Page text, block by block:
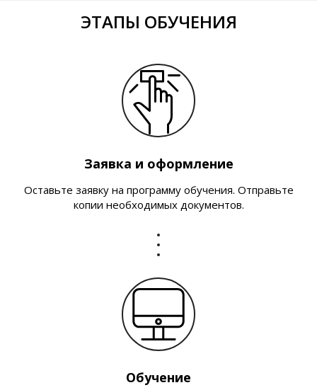
ЭТАПЫ ОБУЧЕНИЯ
Заявка и оформление
Оставьте заявку на программу обучения. Отправьте
копии необходимых документов.
Обучение